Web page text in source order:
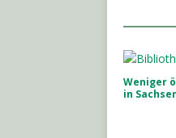
Weniger
in